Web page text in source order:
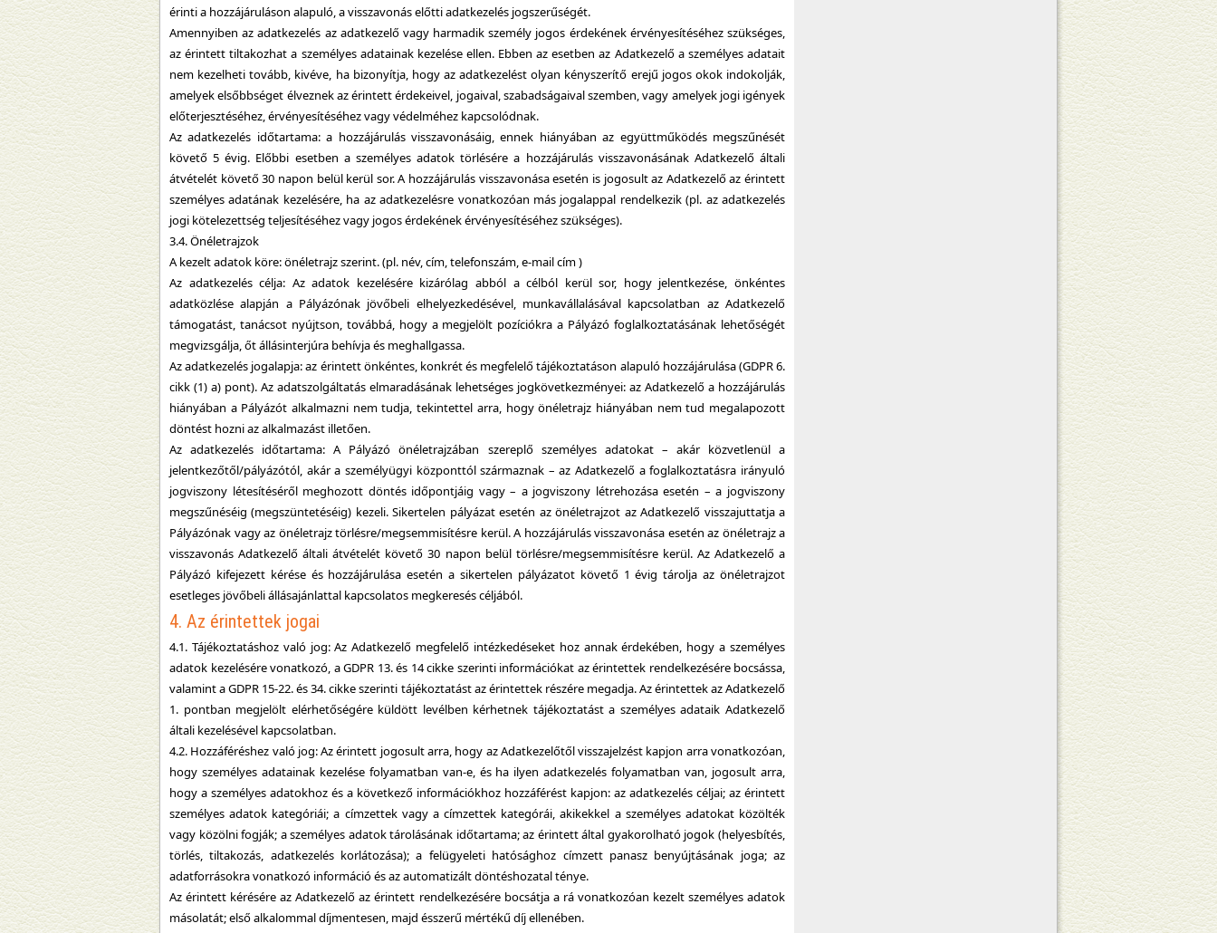
érinti a hozzájáruláson alapuló, a visszavonás előtti adatkezelés jogszerűségét.
Amennyiben az adatkezelés az adatkezelő vagy harmadik személy jogos érdekének érvényesítéséhez szükséges,
az érintett tiltakozhat a személyes adatainak kezelése ellen. Ebben az esetben az Adatkezelő a személyes adatait
nem kezelheti tovább, kivéve, ha bizonyítja, hogy az adatkezelést olyan kényszerítő erejű jogos okok indokolják,
amelyek elsőbbséget élveznek az érintett érdekeivel, jogaival, szabadságaival szemben, vagy amelyek jogi igények
előterjesztéséhez, érvényesítéséhez vagy védelméhez kapcsolódnak.
Az adatkezelés időtartama: a hozzájárulás visszavonásáig, ennek hiányában az együttműködés megszűnését
követő 5 évig. Előbbi esetben a személyes adatok törlésére a hozzájárulás visszavonásának Adatkezelő általi
átvételét követő 30 napon belül kerül sor. A hozzájárulás visszavonása esetén is jogosult az Adatkezelő az érintett
személyes adatának kezelésére, ha az adatkezelésre vonatkozóan más jogalappal rendelkezik (pl. az adatkezelés
jogi kötelezettség teljesítéséhez vagy jogos érdekének érvényesítéséhez szükséges).
3.4. Önéletrajzok
A kezelt adatok köre: önéletrajz szerint. (pl. név, cím, telefonszám, e-mail cím )
Az adatkezelés célja: Az adatok kezelésére kizárólag abból a célból kerül sor, hogy jelentkezése, önkéntes
adatközlése alapján a Pályázónak jövőbeli elhelyezkedésével, munkavállalásával kapcsolatban az Adatkezelő
támogatást, tanácsot nyújtson, továbbá, hogy a megjelölt pozíciókra a Pályázó foglalkoztatásának lehetőségét
megvizsgálja, őt állásinterjúra behívja és meghallgassa.
Az adatkezelés jogalapja: az érintett önkéntes, konkrét és megfelelő tájékoztatáson alapuló hozzájárulása (GDPR 6.
cikk (1) a) pont). Az adatszolgáltatás elmaradásának lehetséges jogkövetkezményei: az Adatkezelő a hozzájárulás
hiányában a Pályázót alkalmazni nem tudja, tekintettel arra, hogy önéletrajz hiányában nem tud megalapozott
döntést hozni az alkalmazást illetően.
Az adatkezelés időtartama: A Pályázó önéletrajzában szereplő személyes adatokat – akár közvetlenül a
jelentkezőtől/pályázótól, akár a személyügyi központtól származnak – az Adatkezelő a foglalkoztatásra irányuló
jogviszony létesítéséről meghozott döntés időpontjáig vagy – a jogviszony létrehozása esetén – a jogviszony
megszűnéséig (megszüntetéséig) kezeli. Sikertelen pályázat esetén az önéletrajzot az Adatkezelő visszajuttatja a
Pályázónak vagy az önéletrajz törlésre/megsemmisítésre kerül. A hozzájárulás visszavonása esetén az önéletrajz a
visszavonás Adatkezelő általi átvételét követő 30 napon belül törlésre/megsemmisítésre kerül. Az Adatkezelő a
Pályázó kifejezett kérése és hozzájárulása esetén a sikertelen pályázatot követő 1 évig tárolja az önéletrajzot
esetleges jövőbeli állásajánlattal kapcsolatos megkeresés céljából.
4. Az érintettek jogai
4.1. Tájékoztatáshoz való jog: Az Adatkezelő megfelelő intézkedéseket hoz annak érdekében, hogy a személyes
adatok kezelésére vonatkozó, a GDPR 13. és 14 cikke szerinti információkat az érintettek rendelkezésére bocsássa,
valamint a GDPR 15-22. és 34. cikke szerinti tájékoztatást az érintettek részére megadja. Az érintettek az Adatkezelő
1. pontban megjelölt elérhetőségére küldött levélben kérhetnek tájékoztatást a személyes adataik Adatkezelő
általi kezelésével kapcsolatban.
4.2. Hozzáféréshez való jog: Az érintett jogosult arra, hogy az Adatkezelőtől visszajelzést kapjon arra vonatkozóan,
hogy személyes adatainak kezelése folyamatban van-e, és ha ilyen adatkezelés folyamatban van, jogosult arra,
hogy a személyes adatokhoz és a következő információkhoz hozzáférést kapjon: az adatkezelés céljai; az érintett
személyes adatok kategóriái; a címzettek vagy a címzettek kategórái, akikekkel a személyes adatokat közölték
vagy közölni fogják; a személyes adatok tárolásának időtartama; az érintett által gyakorolható jogok (helyesbítés,
törlés, tiltakozás, adatkezelés korlátozása); a felügyeleti hatósághoz címzett panasz benyújtásának joga; az
adatforrásokra vonatkozó információ és az automatizált döntéshozatal ténye.
Az érintett kérésére az Adatkezelő az érintett rendelkezésére bocsátja a rá vonatkozóan kezelt személyes adatok
másolatát; első alkalommal díjmentesen, majd ésszerű mértékű díj ellenében.